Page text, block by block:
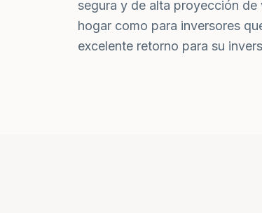
segura y de alta proyección
hogar como para inversores
excelente retorno para su